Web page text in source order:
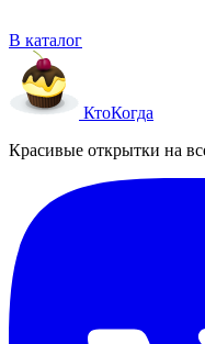
В каталог
КтоКогда
Красивые открытки на